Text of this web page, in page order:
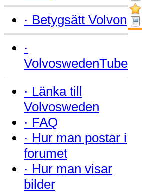
· Betygsätt Volvon
·
VolvoswedenTube
· Länka till
Volvosweden
· FAQ
· Hur man postar i
forumet
· Hur man visar
bilder